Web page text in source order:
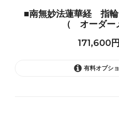
■南無妙法蓮華経 指
（ オーダー
171,600
有料オプシ